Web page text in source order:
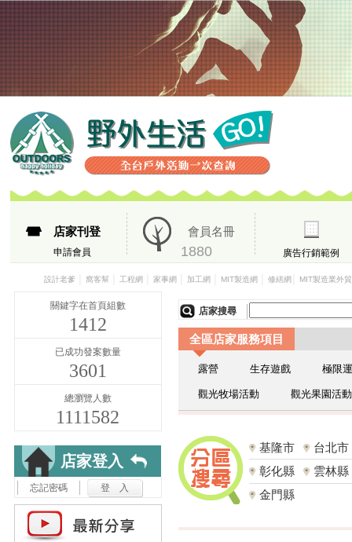
店家刊登
申請會員
會員名冊
1880 廣告行銷範例
設計老爹 窩客幫 工程網 家事網 加工網 MIT製造網 修繕網 MIT製造業外
關鍵字在首頁組數
1412
已成功發案數量
3601
總瀏覽人數
1111582
店家登入
忘記密碼
店家搜尋
全區店家服務項目
露營 生存遊戲 極限
觀光牧場活動 觀光果園活動
基隆市
台北市
彰化縣
雲林縣
金門縣